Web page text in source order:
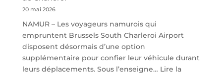
20 mai 2026
NAMUR – Les voyageurs namurois qui
empruntent Brussels South Charleroi Airport
disposent désormais d’une option
supplémentaire pour confier leur véhicule durant
leurs déplacements. Sous l’enseigne… Lire la